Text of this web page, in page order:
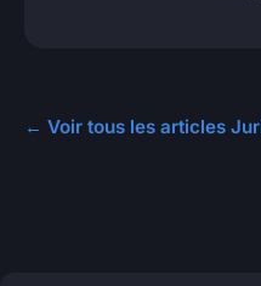
← Voir tous les articles